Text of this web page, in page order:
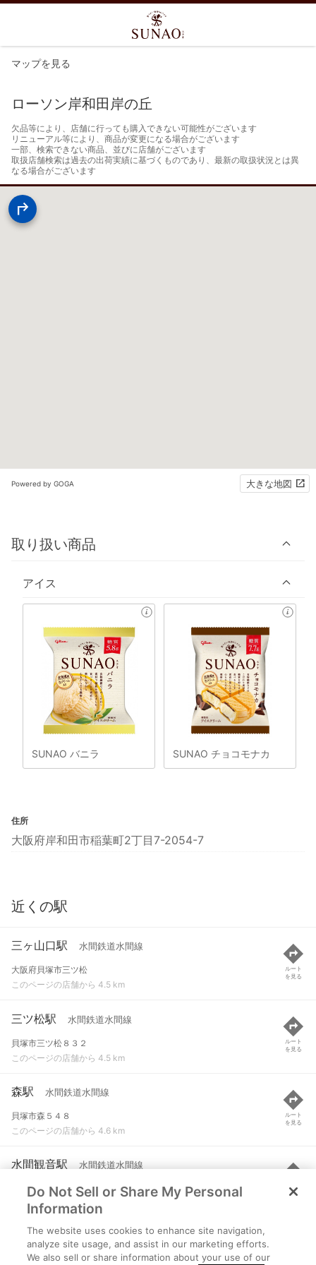
マップを見る
ローソン岸和田岸の丘
欠品等により、店舗に行っても購入できない可能性がございます
リニューアル等により、商品が変更になる場合がございます
一部、検索できない商品、並びに店舗がございます
取扱店舗検索は過去の出荷実績に基づくものであり、最新の取扱状況とは異
なる場合がございます
Powered by GOGA 大きな地図
取り扱い商品
アイス
SUNAO バニラ SUNAO チョコモナカ
住所
大阪府岸和田市稲葉町2丁目7-2054-7
近くの駅
三ヶ山口駅 水間鉄道水間線
大阪府貝塚市三ツ松
このページの店舗から 4.5 km
ルート
を見る
三ツ松駅 水間鉄道水間線
貝塚市三ツ松８３２
このページの店舗から 4.5 km
ルート
を見る
森駅 水間鉄道水間線
貝塚市森５４８
このページの店舗から 4.6 km
ルート
を見る
水間観音駅 水間鉄道水間線
大阪府貝塚市水間
このページの店舗から 4.7 km
ルート
を見る
和泉中央駅
和泉市いぶき野５-１-１
Do Not Sell or Share My Personal
Information
The website uses cookies to enhance site navigation,
analyze site usage, and assist in our marketing efforts.
We also sell or share information about your use of our